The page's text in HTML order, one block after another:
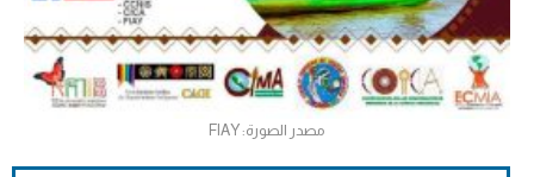
مصدر الصورة: FIAY